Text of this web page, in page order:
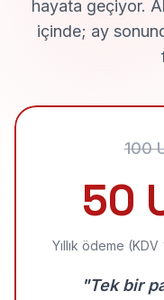
hayata geçiyor.
içinde; ay
100
50
Yıllık ödeme
"Tek bir